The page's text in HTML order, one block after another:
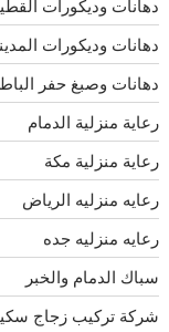
دهانات وديكورات
دهانات وديكورات
دهانات وصبغ حفر
رعاية منزلية الدمام
رعاية منزلية مكة
رعايه منزليه الرياض
رعايه منزليه جده
سباك الدمام والخبر
شركة تركيب زجاج